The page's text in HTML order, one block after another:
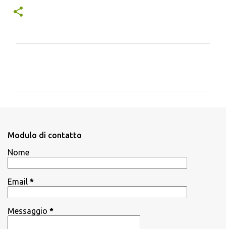
i
Modulo di contatto
Nome
Email *
Messaggio *